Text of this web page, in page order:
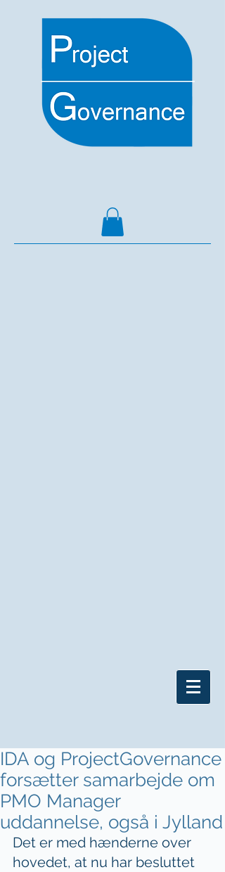
IDA og ProjectGovernance
forsætter samarbejde om
PMO Manager
uddannelse, også i Jylland
Det er med hænderne over
hovedet, at nu har besluttet